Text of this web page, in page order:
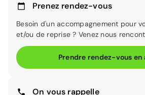
Prenez rendez-vous
Besoin d'un accompagnement pour
et/ou de reprise ? Venez nous
Prendre rendez-vous en
On vous rappelle